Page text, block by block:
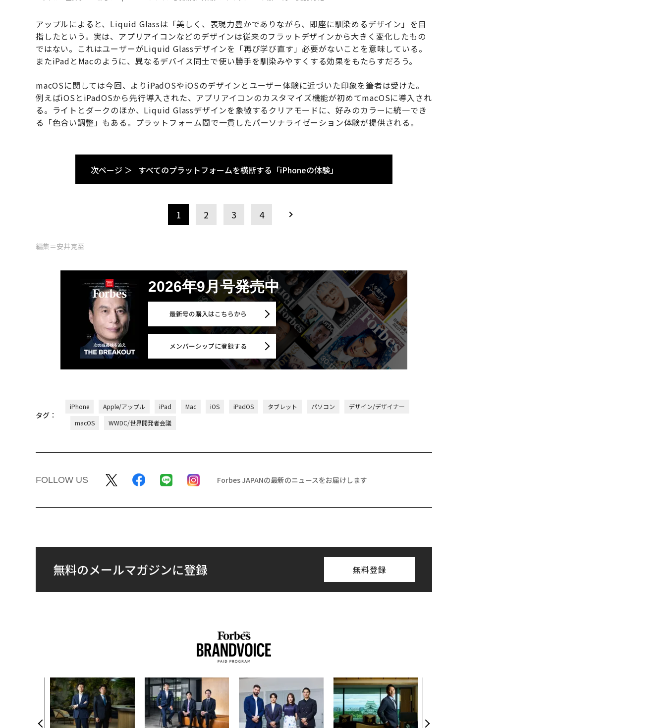
アップルによると、Liquid Glassは「美しく、表現力豊かでありながら、即座に馴染めるデザイン」を目
指したという。実は、アプリアイコンなどのデザインは従来のフラットデザインから大きく変化したもの
ではない。これはユーザーがLiquid Glassデザインを「再び学び直す」必要がないことを意味している。
またiPadとMacのように、異なるデバイス同士で使い勝手を馴染みやすくする効果をもたらすだろう。
macOSに関しては今回、よりiPadOSやiOSのデザインとユーザー体験に近づいた印象を筆者は受けた。
例えばiOSとiPadOSから先行導入された、アプリアイコンのカスタマイズ機能が初めてmacOSに導入され
る。ライトとダークのほか、Liquid Glassデザインを象徴するクリアモードに、好みのカラーに統一でき
る「色合い調整」もある。プラットフォーム間で一貫したパーソナライゼーション体験が提供される。
次ページ ＞ すべてのプラットフォームを横断する「iPhoneの体験」
1 2 3 4
編集＝安井克至
2026年9月号発売中
最新号の購入はこちらから
メンバーシップに登録する
タグ：
iPhone Apple/アップル iPad Mac iOS iPadOS タブレット パソコン
デザイン/デザイナー
macOS
WWDC/世界開発者会議
FOLLOW US Forbes JAPANの最新のニュースをお届けします
無料のメールマガジンに登録 無料登録